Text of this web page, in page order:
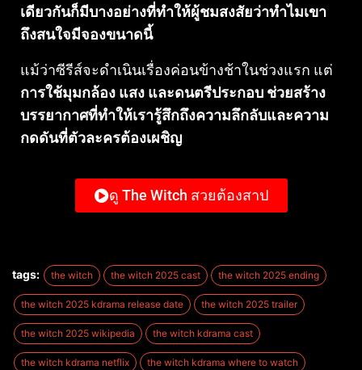
เดียวกันก็มีบางอย่างที่ทำให้ผู้ชมสงสัยว่าทำไมเขา
ถึงสนใจมีจองขนาดนี้
แม้ว่าซีรีส์จะดำเนินเรื่องค่อนข้างช้าในช่วงแรก แต่
การใช้มุมกล้อง แสง และดนตรีประกอบ ช่วยสร้าง
บรรยากาศที่ทำให้เรารู้สึกถึงความลึกลับและความ
กดดันที่ตัวละครต้องเผชิญ
ดู The Witch สวยต้องสาป
tags: the witch the witch 2025 cast the witch 2025 ending
the witch 2025 kdrama release date the witch 2025 trailer
the witch 2025 wikipedia the witch kdrama cast
the witch kdrama netflix the witch kdrama where to watch